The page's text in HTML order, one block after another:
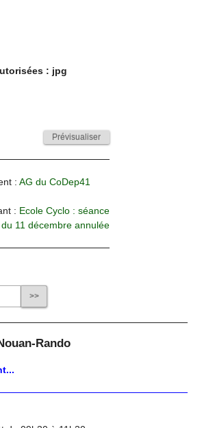
: jpg
:AG du CoDep41
: Ecole Cyclo : séance
du 11 décembre annulée
Rando